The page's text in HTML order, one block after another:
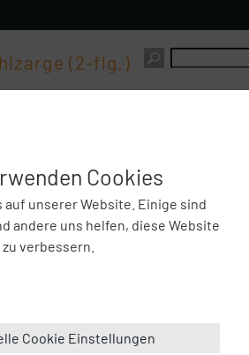
Cookies
auf unserer Website. Einige sind
andere uns helfen, diese Website
verbessern.
Cookie Einstellungen
(2-flg.)